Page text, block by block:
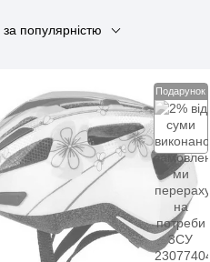
за популярністю
Подарунок